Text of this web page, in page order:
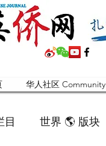
华人社区 Community
目 世界 🌎 版块